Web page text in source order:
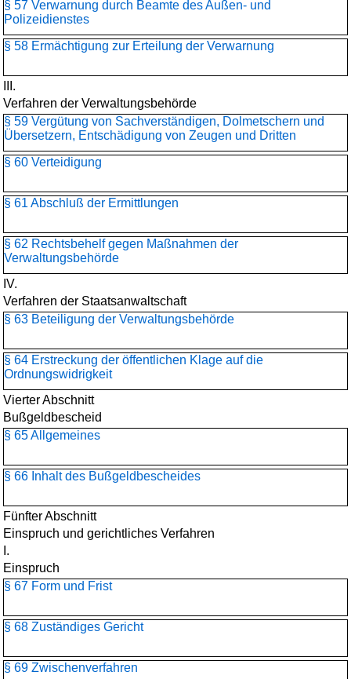
§ 57 Verwarnung durch Beamte des Außen- und
Polizeidienstes
§ 58 Ermächtigung zur Erteilung der Verwarnung
III.
Verfahren der Verwaltungsbehörde
§ 59 Vergütung von Sachverständigen, Dolmetschern und
Übersetzern, Entschädigung von Zeugen und Dritten
§ 60 Verteidigung
§ 61 Abschluß der Ermittlungen
§ 62 Rechtsbehelf gegen Maßnahmen der
Verwaltungsbehörde
IV.
Verfahren der Staatsanwaltschaft
§ 63 Beteiligung der Verwaltungsbehörde
§ 64 Erstreckung der öffentlichen Klage auf die
Ordnungswidrigkeit
Vierter Abschnitt
Bußgeldbescheid
§ 65 Allgemeines
§ 66 Inhalt des Bußgeldbescheides
Fünfter Abschnitt
Einspruch und gerichtliches Verfahren
I.
Einspruch
§ 67 Form und Frist
§ 68 Zuständiges Gericht
§ 69 Zwischenverfahren